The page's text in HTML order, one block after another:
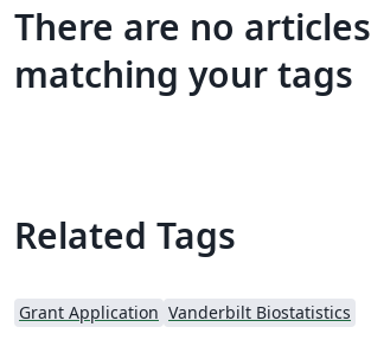
There are no articles
matching your tags
Related Tags
Grant Application Vanderbilt Biostatistics